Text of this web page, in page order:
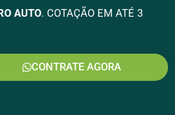
AUTO. COTAÇÃO EM ATÉ 3
CONTRATE AGORA